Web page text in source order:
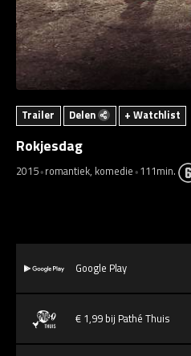
Trailer Delen + Watchlist
Rokjesdag
2015 romantiek, komedie 111min.
Google Play
€ 1,99 bij Pathé Thuis